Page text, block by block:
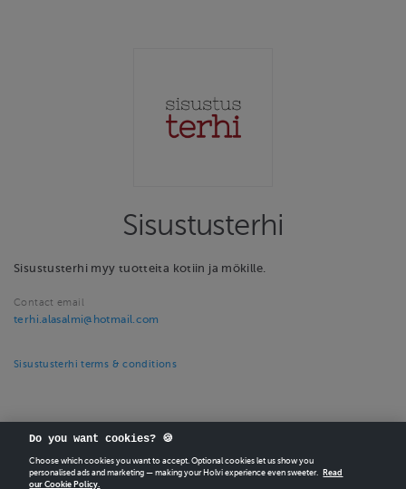
Sisustusterhi
Sisustusterhi myy tuotteita kotiin ja mökille.
Contact email
terhi.alasalmi@hotmail.com
Sisustusterhi terms & conditions
CREATEYOUR OWN HOLVI ONLINE STORE IN MINUTES.
Do you want cookies? 🍪
Choose which cookies you want to accept. Optional cookies let us show you
personalised ads and marketing — making your Holvi experience even sweeter.
Read
our Cookie Policy.